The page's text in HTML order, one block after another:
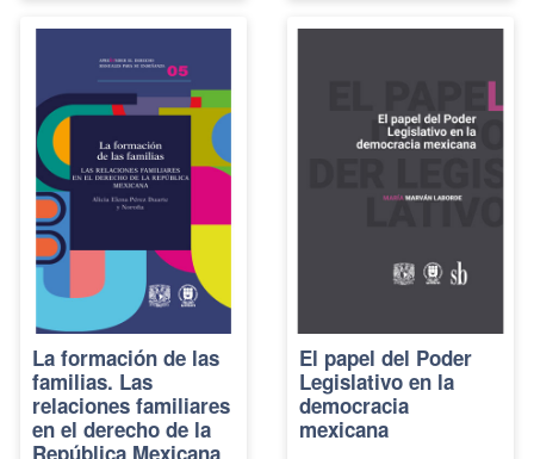
La formación de las
familias. Las
relaciones familiares
en el derecho de la
El papel del Poder
Legislativo en la
democracia
mexicana